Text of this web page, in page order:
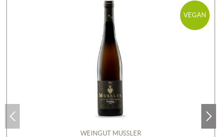
VEGAN
WEINGUT MUSSLER